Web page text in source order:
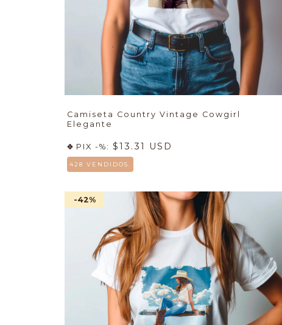
Camiseta Country Vintage Cowgirl
Elegante
PIX -%: $13.31 USD
428 VENDIDOS.
-42%